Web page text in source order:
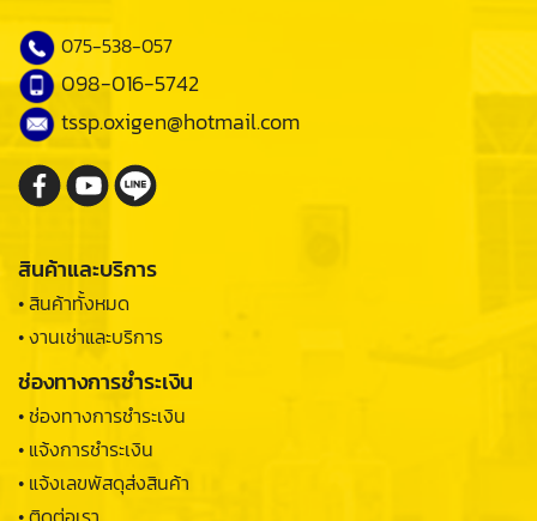
075-538-057
098-016-5742
tssp.oxigen@hotmail.com
สินค้าและบริการ
• สินค้าทั้งหมด
• งานเช่าและบริการ
ช่องทางการชำระเงิน
• ช่องทางการชำระเงิน
• แจ้งการชำระเงิน
• แจ้งเลขพัสดุส่งสินค้า